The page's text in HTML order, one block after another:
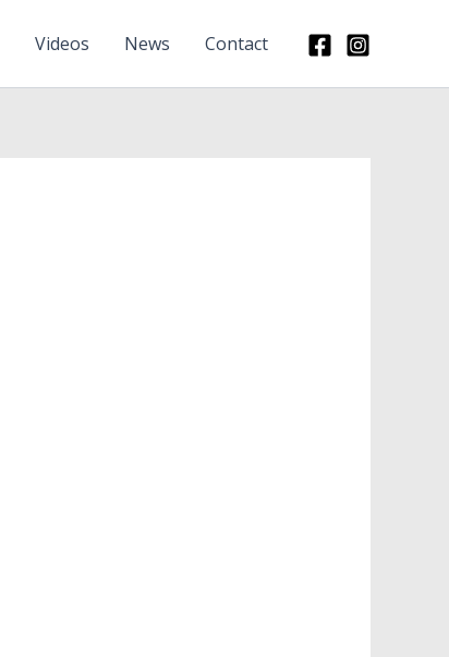
Videos News Contact